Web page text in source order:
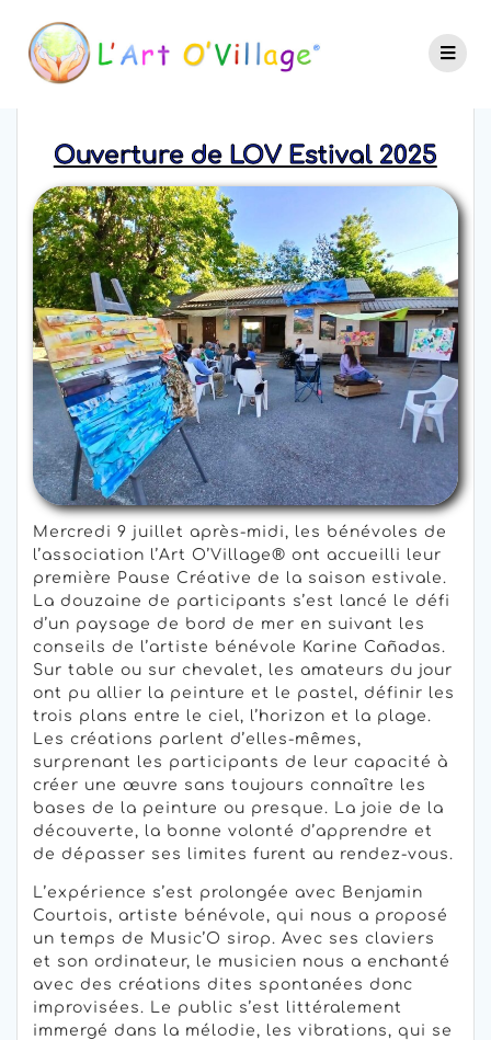
Ouverture de LOV Estival 2025
Mercredi 9 juillet après-midi, les bénévoles de
l’association l’Art O’Village® ont accueilli leur
première Pause Créative de la saison estivale.
La douzaine de participants s’est lancé le défi
d’un paysage de bord de mer en suivant les
conseils de l’artiste bénévole Karine Cañadas.
Sur table ou sur chevalet, les amateurs du jour
ont pu allier la peinture et le pastel, définir les
trois plans entre le ciel, l’horizon et la plage.
Les créations parlent d’elles-mêmes,
surprenant les participants de leur capacité à
créer une œuvre sans toujours connaître les
bases de la peinture ou presque. La joie de la
découverte, la bonne volonté d’apprendre et
de dépasser ses limites furent au rendez-vous.
L’expérience s’est prolongée avec Benjamin
Courtois, artiste bénévole, qui nous a proposé
un temps de Music’O sirop. Avec ses claviers
et son ordinateur, le musicien nous a enchanté
avec des créations dites spontanées donc
improvisées. Le public s’est littéralement
immergé dans la mélodie, les vibrations, qui se